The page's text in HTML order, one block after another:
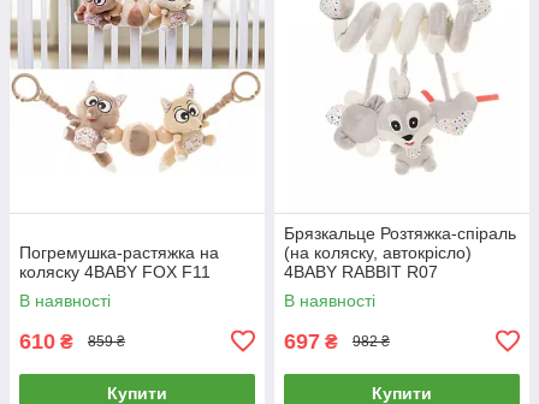
Погремушка-растяжка на
коляску 4BABY FOX F11
В наявності
610 ₴ 859 ₴
Купити
Брязкальце Розтяжка-спіраль
(на коляску, автокрісло)
4BABY RABBIT R07
В наявності
697 ₴ 982 ₴
Купити